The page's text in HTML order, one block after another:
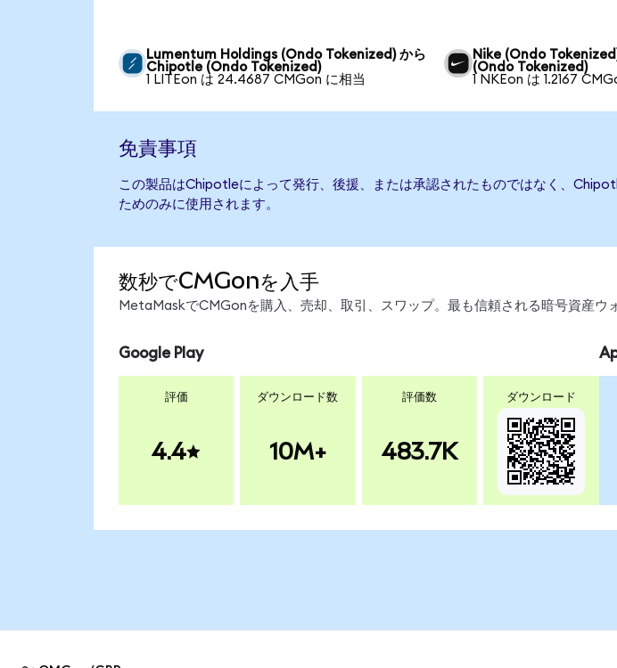
Lumentum Holdings (Ondo Tokenized) から
Chipotle (Ondo Tokenized)
1 LITEon は 24.4687 CMGon に相当
Nike (Ondo
(Ondo Tokenized)
1 NKEon は 1.2167
免責事項
この製品はChipotleによって発行、後援、または承認されたものではなく、
ためのみに使用されます。
数秒でCMGonを入手
MetaMaskでCMGonを購入、売却、取引、スワップ。最も信頼される暗号資産ウ
Google Play
評価
4.4
ダウンロード数
10M+
評価数
483.7K
ダウンロード